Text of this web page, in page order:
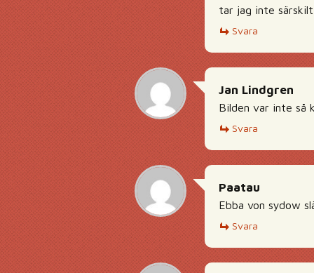
tar jag inte
Svara
Jan Lindgren
Bilden var inte så
Svara
Paatau
Ebba von sydow
Svara